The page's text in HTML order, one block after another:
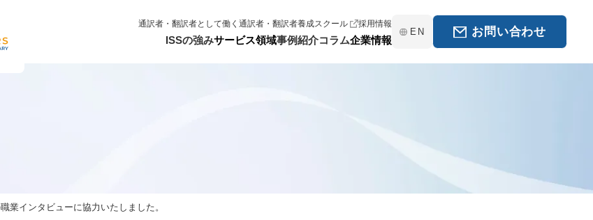
通訳者・翻訳者として働く通訳者・翻訳者養成スクール 採用情報
ISSの強みサービス領域事例紹介コラム企業情報
EN お問い合わせ
業インタビューに協力いたしました。